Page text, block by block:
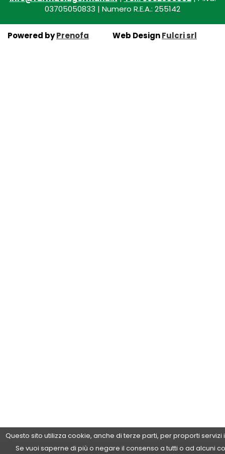
Questo sito utilizza cookie, anche di terze parti, per proporti
Se vuoi saperne di più o negare il consenso a tutti o ad alcuni
03705050833 | Numero R.E.A.: 255142
Powered byPrenofa Web DesignFulcri srl